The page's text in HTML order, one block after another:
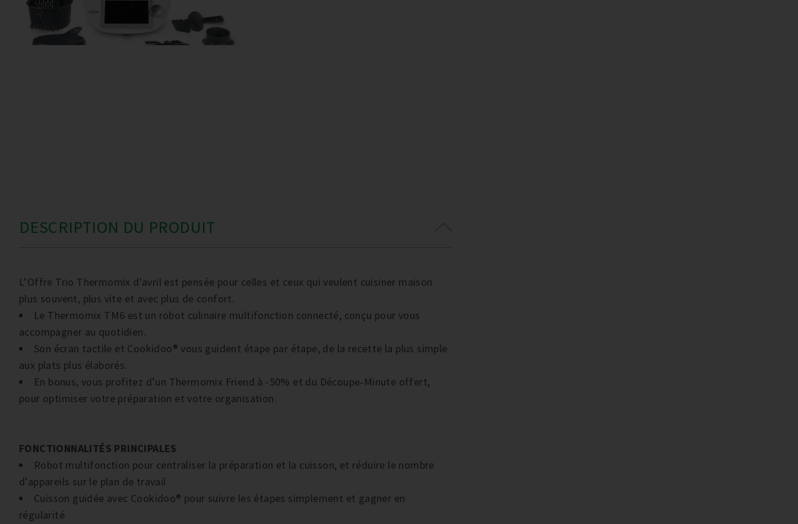
DESCRIPTION DU PRODUIT
L’Offre Trio Thermomix d'avril est pensée pour celles et ceux qui veulent cuisiner maison
plus souvent, plus vite et avec plus de confort.
Le Thermomix TM6 est un robot culinaire multifonction connecté, conçu pour vous
accompagner au quotidien.
Son écran tactile et Cookidoo® vous guident étape par étape, de la recette la plus simple
aux plats plus élaborés.
En bonus, vous profitez d’un Thermomix Friend à -50% et du Découpe‑Minute offert,
pour optimiser votre préparation et votre organisation.
FONCTIONNALITÉS PRINCIPALES
Robot multifonction pour centraliser la préparation et la cuisson, et réduire le nombre
d’appareils sur le plan de travail
Cuisson guidée avec Cookidoo® pour suivre les étapes simplement et gagner en
régularité